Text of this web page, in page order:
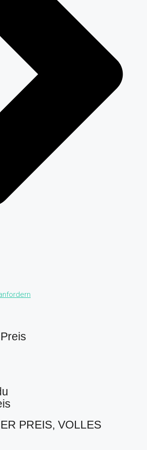
PREIS, VOLLES